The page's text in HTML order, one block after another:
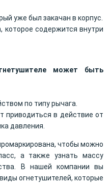
уже был закачан в корпус.
содержится внутри
может быть
по типу рычага.
приводиться в действие от
давления.
чтобы можно
а также узнать массу
В нашей компании вы
огнетушителей, которые